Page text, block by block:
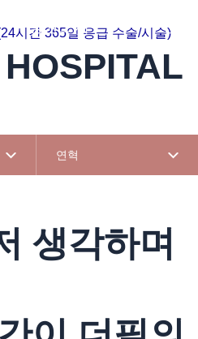
시간 365일 응급 수술/시술)
병원소개 진료
연혁
생각하며